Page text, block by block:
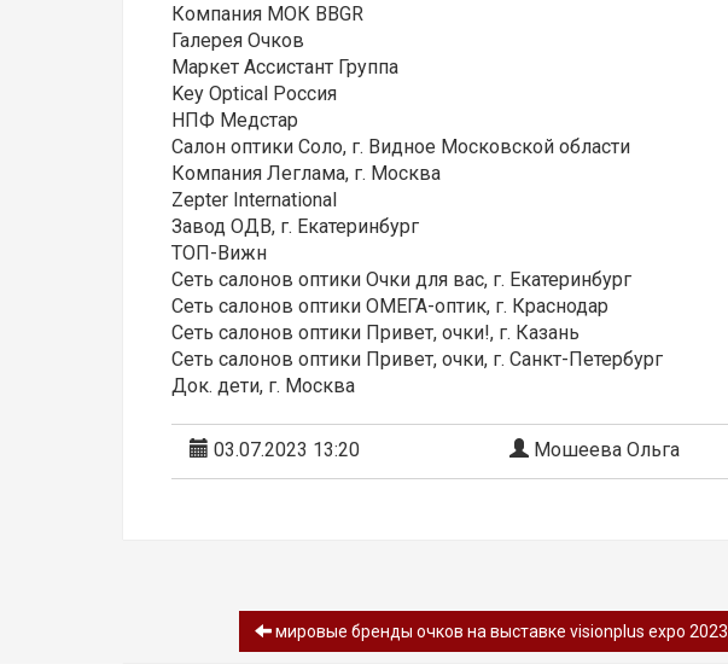
Компания МОК BBGR
Галерея Очков
Маркет Ассистант Группа
Key Optical Россия
НПФ Медстар
Салон оптики Соло, г. Видное Московской области
Компания Леглама, г. Москва
Zepter International
Завод ОДВ, г. Екатеринбург
ТОП-Вижн
Сеть салонов оптики Очки для вас, г. Екатеринбург
Сеть салонов оптики ОМЕГА-оптик, г. Краснодар
Сеть салонов оптики Привет, очки!, г. Казань
Сеть салонов оптики Привет, очки, г. Санкт-Петербург
Док. дети, г. Москва
03.07.2023 13:20 Мошеева Ольга
мировые бренды очков на выставке visionplus expo 2023